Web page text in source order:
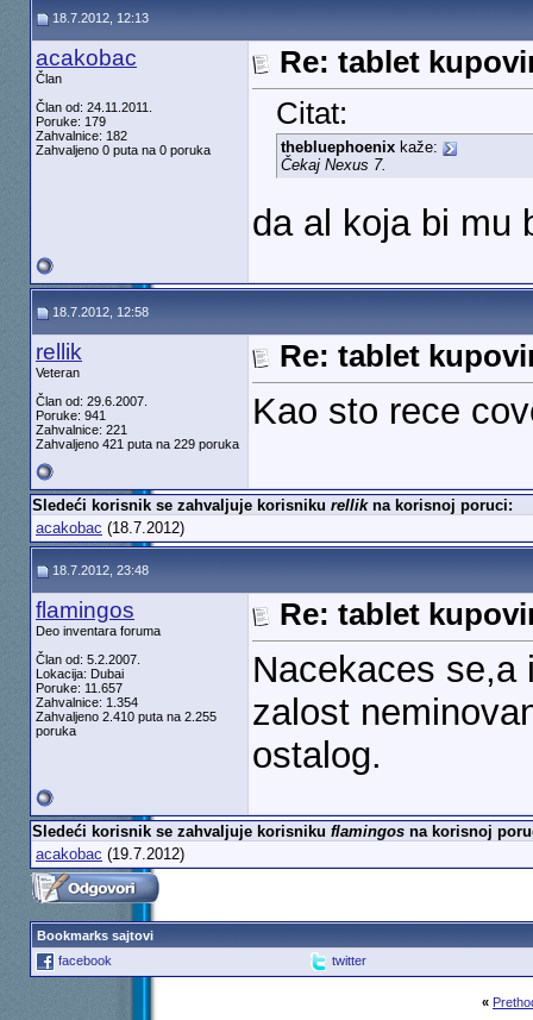
18.7.2012, 12:13
acakobac
Član
Član od: 24.11.2011.
Poruke: 179
Zahvalnice: 182
Zahvaljeno 0 puta na 0 poruka
Re: tablet
Citat:
thebluephoenixkaže:
Čekaj Nexus 7.
da al koja bi mu
18.7.2012, 12:58
rellik
Veteran
Član od: 29.6.2007.
Poruke: 941
Zahvalnice: 221
Zahvaljeno 421 puta na 229 poruka
Re: tablet
Kao sto rece
Sledeći korisnik se zahvaljuje korisniku rellikna korisnoj poruci:
acakobac (18.7.2012)
18.7.2012, 23:48
flamingos
Deo inventara foruma
Član od: 5.2.2007.
Lokacija: Dubai
Poruke: 11.657
Zahvalnice: 1.354
Zahvaljeno 2.410 puta na 2.255
poruka
Re: tablet
Nacekaces se,a
zalost
ostalog.
Sledeći korisnik se zahvaljuje korisniku flamingosna korisnoj
acakobac (19.7.2012)
Bookmarks sajtovi
facebook
twitter
«